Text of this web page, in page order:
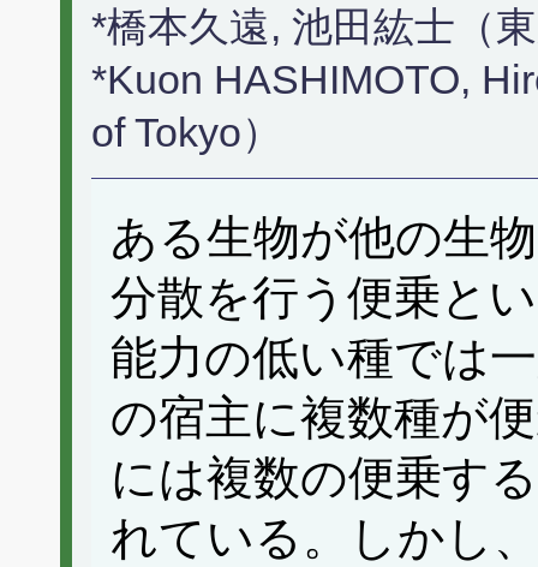
*橋本久遠, 池田紘士（
*Kuon HASHIMOTO,
of Tokyo）
ある生物が他の生
分散を行う便乗と
能力の低い種では
の宿主に複数種が
には複数の便乗す
れている。しかし